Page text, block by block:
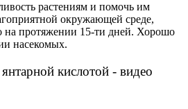
растениям и помочь им
окружающей среде,
на протяжении 15-ти дней. Хорошо
насекомых.
кислотой - видео